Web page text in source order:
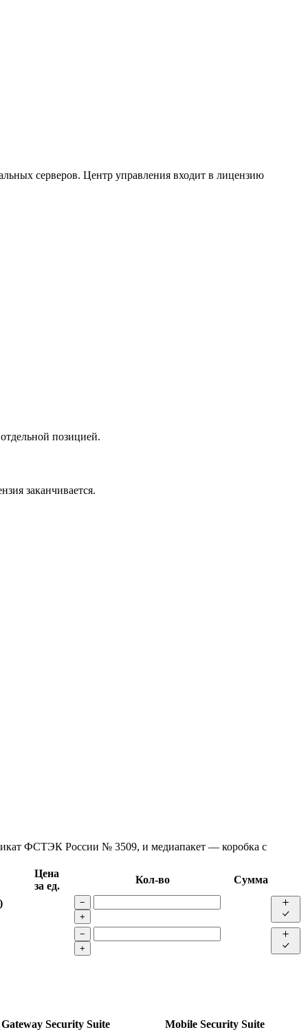
серверов. Центр управления входит в лицензию
позицией.
заканчивается.
ФСТЭК России № 3509, и медиапакет — коробка с
Цена
за ед.
Кол-во
Сумма
−
+
−
+
Gateway Security Suite
Mobile Security Suite